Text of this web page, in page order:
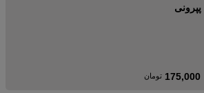
پپرونی
175,000 تومان